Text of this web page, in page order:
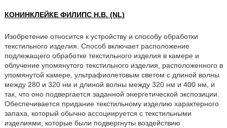
КОНИНКЛЕЙКЕ ФИЛИПС Н.В. (NL)
Изобретение относится к устройству и способу обработки
текстильного изделия. Способ включает расположение
подлежащего обработке текстильного изделия в камере и
облучение упомянутого текстильного изделия, расположенного в
упомянутой камере, ультрафиолетовым светом с длиной волны
между 280 и 320 нм и длиной волны между 320 нм и 400 нм, и
так, что оно подвергается заданной энергетической экспозиции.
Обеспечивается придание текстильному изделию характерного
запаха, который обычно ассоциируется с текстильными
изделиями, которые были подвергнуты воздействию